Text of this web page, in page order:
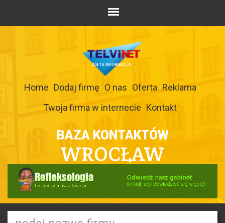
Home Dodaj firmę O nas Oferta Reklama
Twoja firma w internecie Kontakt
BAZA KONTAKTÓW
WROCŁAW